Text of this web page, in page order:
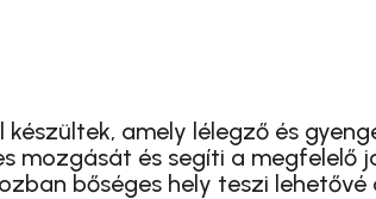
amely lélegző és
mozgását és segíti a
bőséges hely teszi